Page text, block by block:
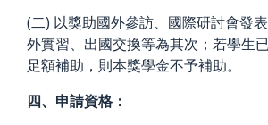
(二) 以獎助國外參訪、國際研討會發
外實習、出國交換等為其次；若學生
足額補助，則本獎學金不予補助。
四、申請資格：